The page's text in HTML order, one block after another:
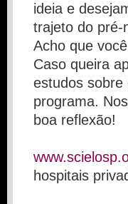
ideia e
trajeto do pré-
Acho que
Caso queira
estudos sobre
programa.
boa reflexão!
hospitais